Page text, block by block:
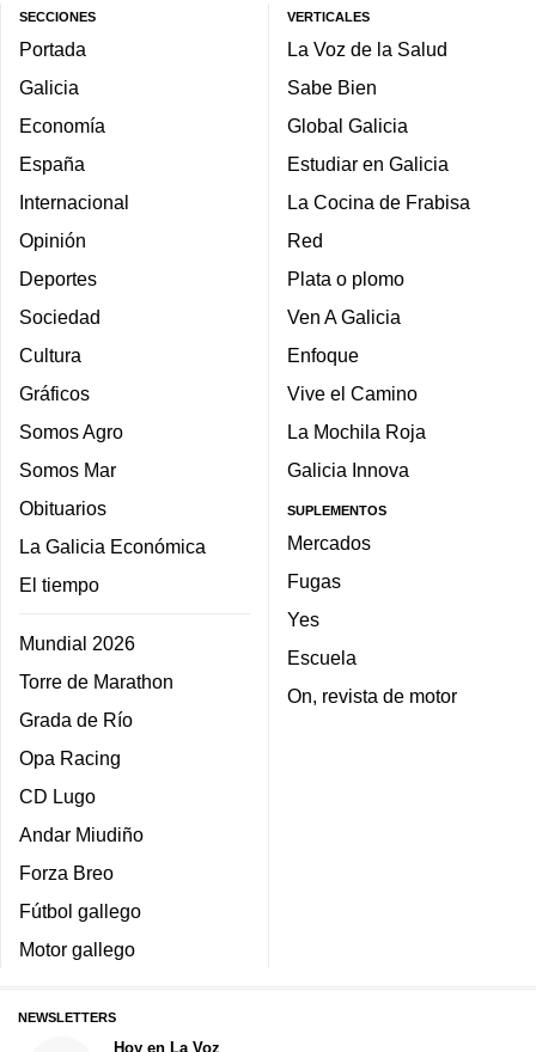
SECCIONES
Portada
Galicia
Economía
España
Internacional
Opinión
Deportes
Sociedad
Cultura
Gráficos
Somos Agro
Somos Mar
Obituarios
La Galicia Económica
El tiempo
Mundial 2026
Torre de Marathon
Grada de Río
Opa Racing
CD Lugo
Andar Miudiño
Forza Breo
Fútbol gallego
Motor gallego
VERTICALES
La Voz de la Salud
Sabe Bien
Global Galicia
Estudiar en Galicia
La Cocina de Frabisa
Red
Plata o plomo
Ven A Galicia
Enfoque
Vive el Camino
La Mochila Roja
Galicia Innova
SUPLEMENTOS
Mercados
Fugas
Yes
Escuela
On, revista de motor
NEWSLETTERS
Hoy en La Voz